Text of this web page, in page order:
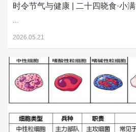
时令节气与健康 | 二十四晓食·小满
...
2026.05.21